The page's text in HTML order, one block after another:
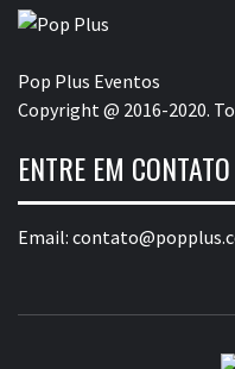
Pop Plus Eventos
Copyright @ 2016-2020.
ENTRE EM CONTATO
Email: